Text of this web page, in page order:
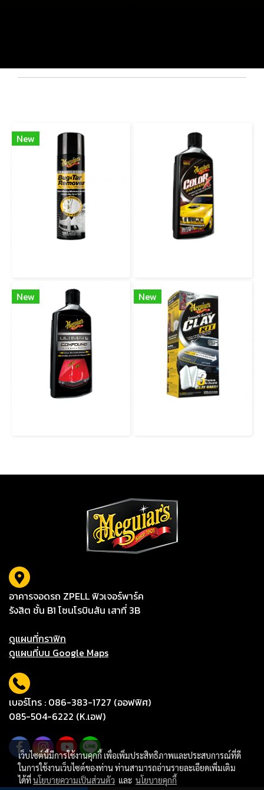
New
New New
อาคารจอดรถ ZPELL ฟิวเจอร์พาร์ค
รังสิต ชั้น B1 โซนโรบินสัน เสาที่ 3B
ดูแผนที่กราฟิก
ดูแผนที่บน Google Maps
เบอร์โทร : 086-383-1727 (ออฟฟิศ)
085-504-6222 (K.เอฟ)
เว็บไซต์นี้มีการใช้งานคุกกี้ เพื่อเพิ่มประสิทธิภาพและประสบการณ์ที่ดี
ในการใช้งานเว็บไซต์ของท่าน ท่านสามารถอ่านรายละเอียดเพิ่มเติม
ได้ที่นโยบายความเป็นส่วนตัว และ นโยบายคุกกี้